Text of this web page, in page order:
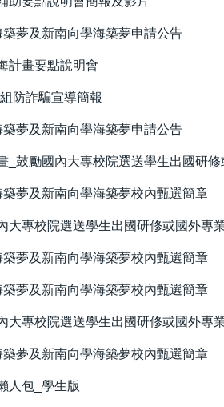
夢及新南向學海築夢申請公告
計畫要點說明會
防詐騙宣導簡報
夢及新南向學海築夢申請公告
_鼓勵國內大專校院選送學生出國研
夢及新南向學海築夢校內甄選簡章
大專校院選送學生出國研修或國外
夢及新南向學海築夢校內甄選簡章
夢及新南向學海築夢校內甄選簡章
大專校院選送學生出國研修或國外
夢及新南向學海築夢校內甄選簡章
人包_學生版